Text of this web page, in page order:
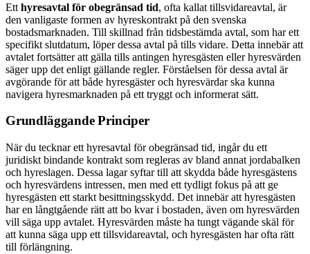
Ett hyresavtal för obegränsad tid, ofta kallat tillsvidareavtal, är
den vanligaste formen av hyreskontrakt på den svenska
bostadsmarknaden. Till skillnad från tidsbestämda avtal, som har ett
specifikt slutdatum, löper dessa avtal på tills vidare. Detta innebär att
avtalet fortsätter att gälla tills antingen hyresgästen eller hyresvärden
säger upp det enligt gällande regler. Förståelsen för dessa avtal är
avgörande för att både hyresgäster och hyresvärdar ska kunna
navigera hyresmarknaden på ett tryggt och informerat sätt.
Grundläggande Principer
När du tecknar ett hyresavtal för obegränsad tid, ingår du ett
juridiskt bindande kontrakt som regleras av bland annat jordabalken
och hyreslagen. Dessa lagar syftar till att skydda både hyresgästens
och hyresvärdens intressen, men med ett tydligt fokus på att ge
hyresgästen ett starkt besittningsskydd. Det innebär att hyresgästen
har en långtgående rätt att bo kvar i bostaden, även om hyresvärden
vill säga upp avtalet. Hyresvärden måste ha tungt vägande skäl för
att kunna säga upp ett tillsvidareavtal, och hyresgästen har ofta rätt
till förlängning.